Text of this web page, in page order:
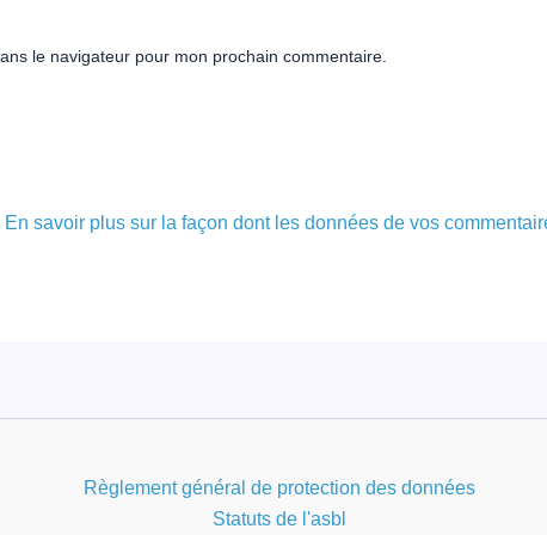
le navigateur pour mon prochain commentaire.
En savoir plus sur la façon dont les données de vos
Règlement général de protection des données
Statuts de l'asbl